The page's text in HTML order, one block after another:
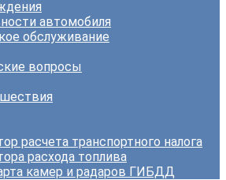
автомобиля
обслуживание
вопросы
расчета транспортного налога
расхода топлива
камер и радаров ГИБДД